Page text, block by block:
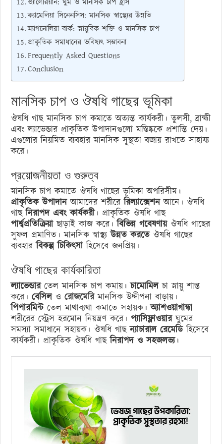
ক্যামেলিয়া সিনেনসিস: মানসিক স্বাস্থ্যের উন্নতি
ম্যাগনোলিয়া বার্ক: স্নায়ুবিক শক্তি ও মানসিক চাপ
প্রাকৃতিক সমাধানের ভবিষ্যৎ সম্ভাবনা
Frequently Asked Questions
Conclusion
মানসিক চাপ ও ঔষধি গাছের ভূমিকা
ঔষধি গাছ মানসিক চাপ কমাতে অত্যন্ত কার্যকরী। তুলসী, ব্রাহ্মী
এবং ল্যাভেন্ডার প্রাকৃতিক উপাদানগুলো মস্তিষ্ককে প্রশান্তি দেয়।
এগুলোর নিয়মিত ব্যবহার মানসিক সুস্থতা বজায় রাখতে সাহায্য
করে।
প্রয়োজনীয়তা ও গুরুত্ব
মানসিক চাপ কমাতে ঔষধি গাছের ভূমিকা অপরিসীম।
প্রাকৃতিক উপাদানআমাদের শরীরেরিল্যাক্সেশনআনে। ঔষধি
গাছনিরাপদ এবং কার্যকরী। প্রাকৃতিক ঔষধি গাছ
পার্শ্বপ্রতিক্রিয়াছাড়াই কাজ করে।বিভিন্ন গবেষণায়ঔষধি গাছের
সুফল প্রমাণিত। মানসিক স্বাস্থ্যউন্নত করতেঔষধি গাছের
ব্যবহারবিকল্প চিকিৎসাহিসেবে জনপ্রিয়।
ঔষধি গাছের কার্যকারিতা
ল্যাভেন্ডারতেল মানসিক চাপ কমায়।চামোমিলচা স্নায়ু শান্ত
করে।বেসিলওরোজমেরি মানসিক উদ্দীপনা বাড়ায়।
পিপারমিন্টতেল মাথাব্যথা কমাতে সহায়ক।অ্যাশওয়াগান্ধা
শরীরের স্ট্রেস হরমোন নিয়ন্ত্রণ করে।প্যাসিফ্লাওয়ারঘুমের
সমস্যা সমাধানে সহায়ক। ঔষধি গাছন্যাচারাল রেমেডিহিসেবে
কার্যকরী। প্রাকৃতিক ঔষধি গাছনিরাপদ ও সহজলভ্য।